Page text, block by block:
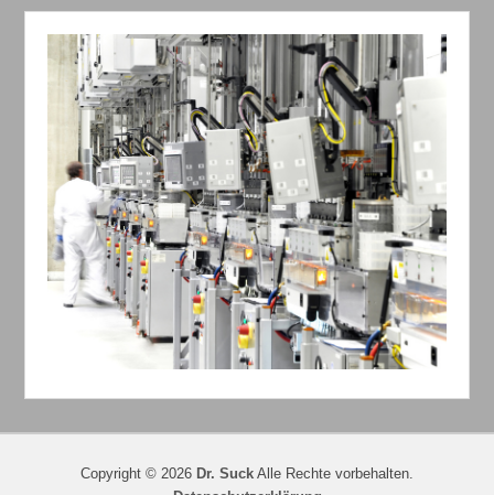
Copyright © 2026 Dr. Suck Alle Rechte vorbehalten.